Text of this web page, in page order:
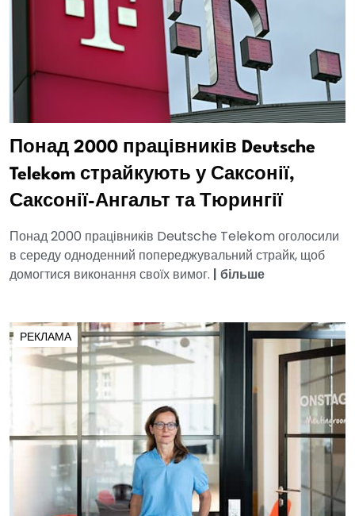
Понад 2000 працівників Deutsche
Telekom страйкують у Саксонії,
Саксонії-Ангальт та Тюрингії
Понад 2000 працівників Deutsche Telekom оголосили
в середу одноденний попереджувальний страйк, щоб
домогтися виконання своїх вимог. | більше
РЕКЛАМА